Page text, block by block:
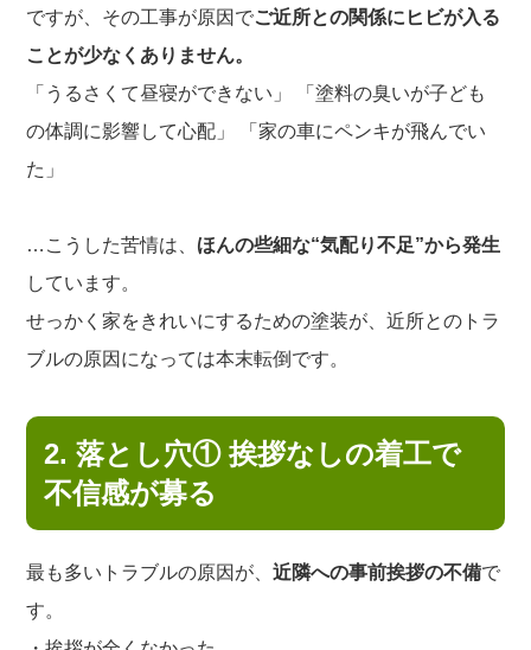
ですが、その工事が原因でご近所との関係にヒビが入る
ことが少なくありません。
「うるさくて昼寝ができない」 「塗料の臭いが子ども
の体調に影響して心配」 「家の車にペンキが飛んでい
た」
…こうした苦情は、 ほんの些細な“気配り不足”から発生
しています。
せっかく家をきれいにするための塗装が、近所とのトラ
ブルの原因になっては本末転倒です。
2. 落とし穴① 挨拶なしの着工で
不信感が募る
最も多いトラブルの原因が、近隣への事前挨拶の不備で
す。